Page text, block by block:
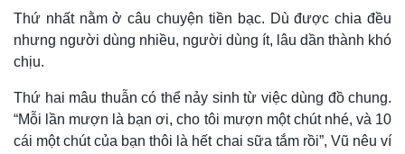
Thứ nhất nằm ở câu chuyện tiền bạc. Dù được chia đều
nhưng người dùng nhiều, người dùng ít, lâu dần thành khó
chịu.
Thứ hai mâu thuẫn có thể nảy sinh từ việc dùng đồ chung.
“Mỗi lần mượn là bạn ơi, cho tôi mượn một chút nhé, và 10
cái một chút của bạn thôi là hết chai sữa tắm rồi”, Vũ nêu ví